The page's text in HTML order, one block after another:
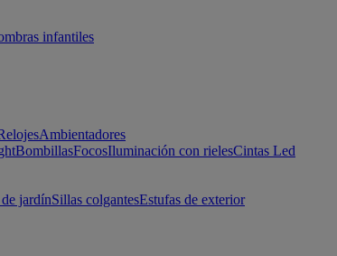
infantiles
Ambientadores
BombillasFocosIluminación con rielesCintas Led
jardínSillas colgantesEstufas de exterior